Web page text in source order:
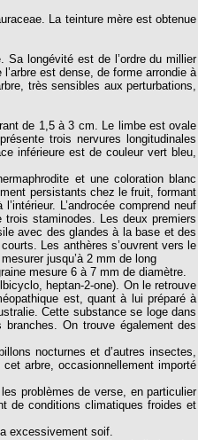
La teinture mère est obtenue
Sa longévité est de l’ordre du millier
est dense, de forme arrondie à
très sensibles aux perturbations,
de 1,5 à 3 cm. Le limbe est ovale
trois nervures longitudinales
inférieure est de couleur vert bleu,
et une coloration blanc
persistants chez le fruit, formant
L’androcée comprend neuf
staminodes. Les deux premiers
avec des glandes à la base et des
Les anthères s’ouvrent vers le
jusqu’à 2 mm de long
mesure 6 à 7 mm de diamètre.
heptan-2-one). On le retrouve
est, quant à lui préparé à
Cette substance se loge dans
On trouve également des
nocturnes et d’autres insectes,
arbre, occasionnellement importé
problèmes de verse, en particulier
de conditions climatiques froides et
excessivement soif.